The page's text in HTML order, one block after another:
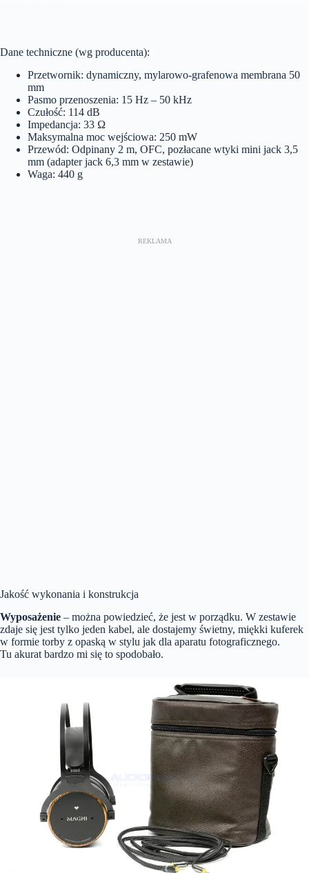
Dane techniczne (wg producenta):
Przetwornik: dynamiczny, mylarowo-grafenowa membrana 50
mm
Pasmo przenoszenia: 15 Hz – 50 kHz
Czułość: 114 dB
Impedancja: 33 Ω
Maksymalna moc wejściowa: 250 mW
Przewód: Odpinany 2 m, OFC, pozłacane wtyki mini jack 3,5
mm (adapter jack 6,3 mm w zestawie)
Waga: 440 g
Jakość wykonania i konstrukcja
Wyposażenie – można powiedzieć, że jest w porządku. W zestawie
zdaje się jest tylko jeden kabel, ale dostajemy świetny, miękki kuferek
w formie torby z opaską w stylu jak dla aparatu fotograficznego.
Tu akurat bardzo mi się to spodobało.